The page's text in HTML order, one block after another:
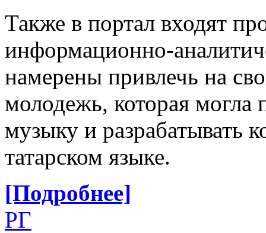
Также в портал входят
информационно-
намерены привлечь на
молодежь, которая могла
музыку и разрабатывать
татарском языке.
[Подробнее]
РГ